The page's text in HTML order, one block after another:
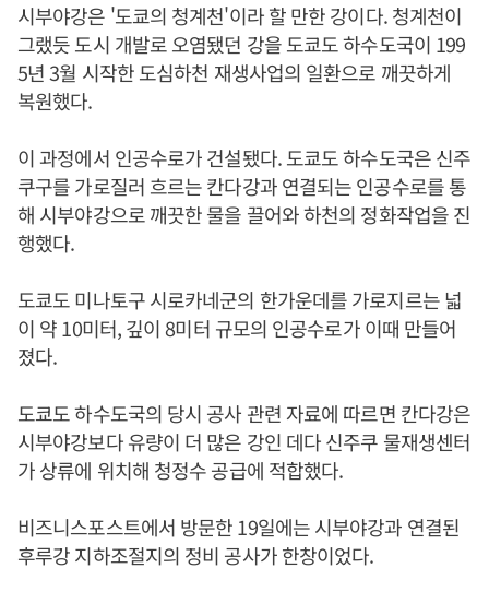
시부야강은 '도쿄의 청계천'이라 할 만한 강이다. 청계천이
그랬듯 도시 개발로 오염됐던 강을 도쿄도 하수도국이 199
5년 3월 시작한 도심하천 재생사업의 일환으로 깨끗하게
복원했다.
이 과정에서 인공수로가 건설됐다. 도쿄도 하수도국은 신주
쿠구를 가로질러 흐르는 칸다강과 연결되는 인공수로를 통
해 시부야강으로 깨끗한 물을 끌어와 하천의 정화작업을 진
행했다.
도쿄도 미나토구 시로카네군의 한가운데를 가로지르는 넓
이 약 10미터, 깊이 8미터 규모의 인공수로가 이때 만들어
졌다.
도쿄도 하수도국의 당시 공사 관련 자료에 따르면 칸다강은
시부야강보다 유량이 더 많은 강인 데다 신주쿠 물재생센터
가 상류에 위치해 청정수 공급에 적합했다.
비즈니스포스트에서 방문한 19일에는 시부야강과 연결된
후루강 지하조절지의 정비 공사가 한창이었다.